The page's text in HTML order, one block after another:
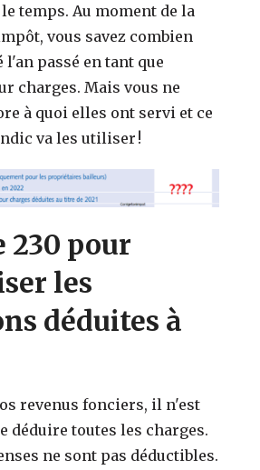
temps. Au moment de la
vous savez combien
l'an passé en tant que
charges. Mais vous ne
à quoi elles ont servi et ce
va les utiliser !
230 pour
les
déduites à
revenus fonciers, il n'est
déduire toutes les charges.
ne sont pas déductibles.